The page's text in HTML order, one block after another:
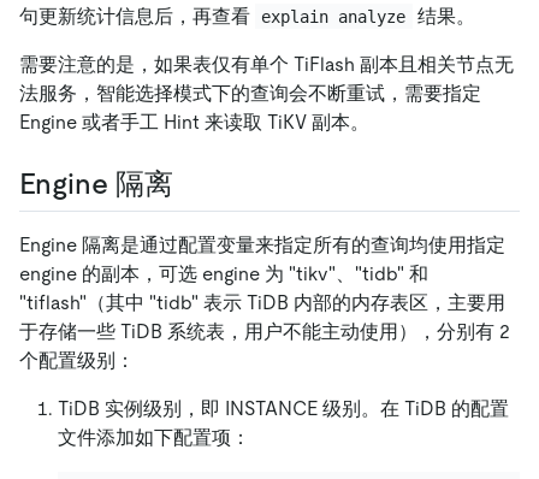
句更新统计信息后，再查看
explain analyze 结果。
需要注意的是，如果表仅有单个 TiFlash 副本且相关节点无
法服务，智能选择模式下的查询会不断重试，需要指定
Engine 或者手工 Hint 来读取 TiKV 副本。
Engine 隔离
Engine 隔离是通过配置变量来指定所有的查询均使用指定
engine 的副本，可选 engine 为 "tikv"、"tidb" 和
"tiflash"（其中 "tidb" 表示 TiDB 内部的内存表区，主要用
于存储一些 TiDB 系统表，用户不能主动使用），分别有 2
个配置级别：
TiDB 实例级别，即 INSTANCE 级别。在 TiDB 的配置
文件添加如下配置项：